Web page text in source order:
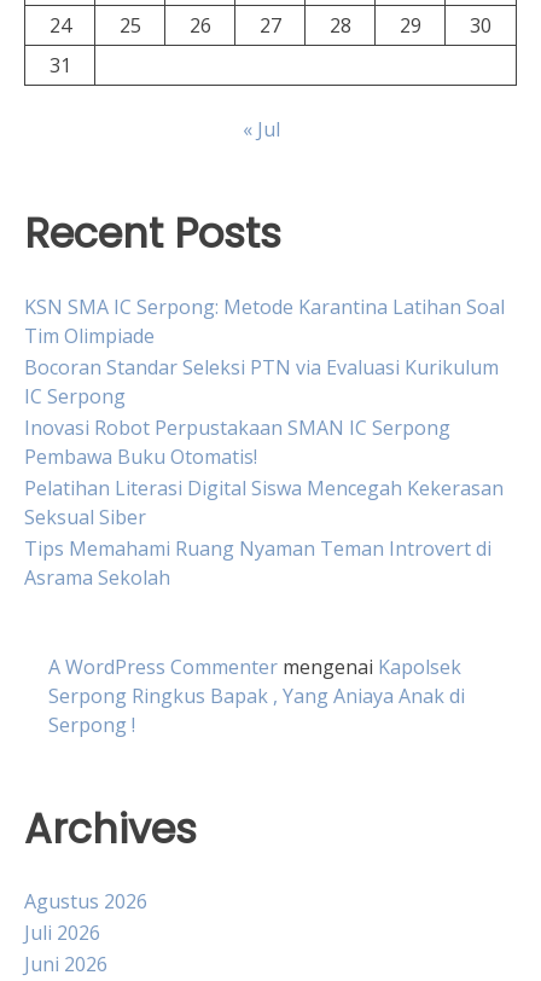
24
25 26 27 28 29
30
31
« Jul
Recent Posts
KSN SMA IC Serpong: Metode Karantina Latihan Soal
Tim Olimpiade
Bocoran Standar Seleksi PTN via Evaluasi Kurikulum
IC Serpong
Inovasi Robot Perpustakaan SMAN IC Serpong
Pembawa Buku Otomatis!
Pelatihan Literasi Digital Siswa Mencegah Kekerasan
Seksual Siber
Tips Memahami Ruang Nyaman Teman Introvert di
Asrama Sekolah
A WordPress Commenter mengenai Kapolsek
Serpong Ringkus Bapak , Yang Aniaya Anak di
Serpong !
Archives
Agustus 2026
Juli 2026
Juni 2026